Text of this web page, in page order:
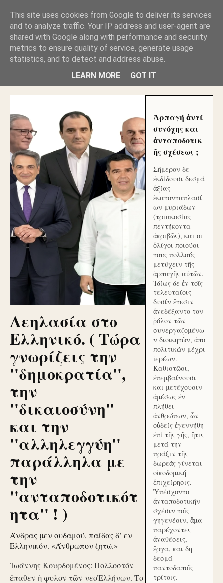
ΑΥΤΟΧΘΟΝΕΣ ΜΟΥ ΕΚΛΕΙΣΑΝ ΤΑ ΣΟΣΙΑΛ ΚΑΙ
ΦΙΜΩΣΑΝ ΤΟ SITE. ΟΙ ΧΙΛΙΑΔΕΣ ΜΙΚΡΟΕΠΕΝΔΥΤΕΣ
ΕΠΕΝΔΥΣΑΤΕ ΓΙΑ ΛΕΗΛΑΣΙΑ ΚΑΙ ΕΓΚΛΗΜΑ ?
ΓΛΥΦΑΔΑ WEB |ΟΙ ΜΕΓΑΛΟΙ ΚΛΕΠΤΑΙ ΑΠΟ ΤΟ
ΜΙΚΡΟΝ ΑΠΑΓΟΥΣΙ
Λεηλασία στο
Ελληνικό. ( Τώρα
γνωρίζεις την
''δημοκρατία'',
την
''δικαιοσύνη''
και την
''αλληλεγγύη''
παράλληλα με
την
''ανταποδοτικότ
ητα'' ! )
Άνδρας μεν ουδαμού, παίδας δ’ εν
Ελληνικόν. «Άνθρωπον ζητώ.»
Ἰωάννης Κουρδομένος: Πολλοστόν
ἔπαθεν ἡ φυλον τῶν νεοἙλλήνων. Το
Ἁρπαγή ἀντί
συνόχης και
ἀνταποδοτικ
ῆς σχέσεως ;
Σήμερον δε
ἐκδίδουσι δεσμά
ἀξίας
ἑκατονταπλασί
ων μυριάδων
(τριακοσίας
πεντήκοντα
ἀκριβῶς), και οι
ὀλίγοι ποιούσι
τους πολλούς
μετύχειν τῆς
ἁρπαγῆς αὐτῶν.
Ἰδίως δε ἐν τοῖς
τελευταίοις
δυσίν ἔτεσιν
ἀνεδέξαντο τον
ῥόλον τῶν
συνεργαζομένω
ν διοικητῶν, ἀπο
πολιτικῶν μέχρι
ἱερέων.
Καθιστῶσι,
ἐπεμβαίνουσι
και μετέχουσιν
ἀμέσως ἐν
πλήθει
ἀνθρώπων, ὧν
οὐδείς ἐγεννήθη
ἐπί τῆς γῆς, ἥτις
μετά την
πράξιν τῆς
δωρεᾶς γίνεται
οἰκοδομική
ἐπιχείρησις.
Ὑπέσχοντο
ἀνταποδοτικήν
σχέσιν τοῖς
γηγενέσιν, ἅμα
παρέχοντες
ἀναθέσεις,
ἔργα, και δη
δεσμά
παντοδαποῖς
τρίτοις.
This site uses cookies from Google to deliver its services
and to analyze traffic. Your IP address and user-agent are
shared with Google along with performance and security
metrics to ensure quality of service, generate usage
statistics, and to detect and address abuse.
LEARN MORE
GOT IT